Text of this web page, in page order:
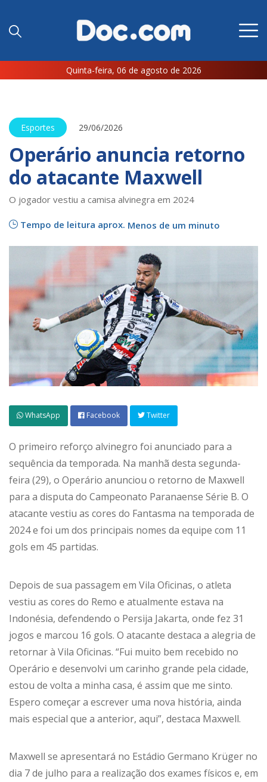
Quinta-feira, 06 de agosto de 2026
Esportes 29/06/2026
Operário anuncia retorno
do atacante Maxwell
O jogador vestiu a camisa alvinegra em 2024
Tempo de leitura aprox. Menos de um minuto
WhatsApp Facebook Twitter
O primeiro reforço alvinegro foi anunciado para a
sequência da temporada. Na manhã desta segunda-
feira (29), o Operário anunciou o retorno de Maxwell
para a disputa do Campeonato Paranaense Série B. O
atacante vestiu as cores do Fantasma na temporada de
2024 e foi um dos principais nomes da equipe com 11
gols em 45 partidas.
Depois de sua passagem em Vila Oficinas, o atleta
vestiu as cores do Remo e atualmente estava na
Indonésia, defendendo o Persija Jakarta, onde fez 31
jogos e marcou 16 gols. O atacante destaca a alegria de
retornar à Vila Oficinas. “Fui muito bem recebido no
Operário e desenvolvi um carinho grande pela cidade,
estou de volta a minha casa, é assim que me sinto.
Espero começar a escrever uma nova história, ainda
mais especial que a anterior, aqui”, destaca Maxwell.
Maxwell se apresentará no Estádio Germano Krüger no
dia 7 de julho para a realização dos exames físicos e, em